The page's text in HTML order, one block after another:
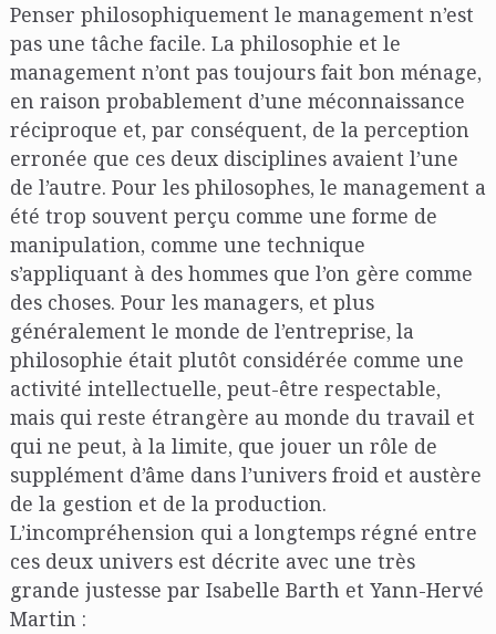
Penser philosophiquement le management n’est
pas une tâche facile. La philosophie et le
management n’ont pas toujours fait bon ménage,
en raison probablement d’une méconnaissance
réciproque et, par conséquent, de la perception
erronée que ces deux disciplines avaient l’une
de l’autre. Pour les philosophes, le management a
été trop souvent perçu comme une forme de
manipulation, comme une technique
s’appliquant à des hommes que l’on gère comme
des choses. Pour les managers, et plus
généralement le monde de l’entreprise, la
philosophie était plutôt considérée comme une
activité intellectuelle, peut-être respectable,
mais qui reste étrangère au monde du travail et
qui ne peut, à la limite, que jouer un rôle de
supplément d’âme dans l’univers froid et austère
de la gestion et de la production.
L’incompréhension qui a longtemps régné entre
ces deux univers est décrite avec une très
grande justesse par Isabelle Barth et Yann-Hervé
Martin :